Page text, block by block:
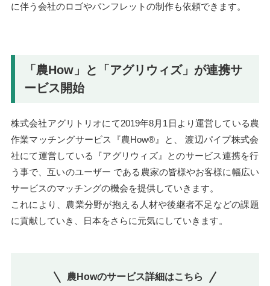
に伴う会社のロゴやパンフレットの制作も依頼できます。
「農How」と「アグリウィズ」が連携サ
ービス開始
株式会社アグリトリオにて2019年8月1日より運営している農
作業マッチングサービス『農How®』と、 渡辺パイプ株式会
社にて運営している『アグリウィズ』とのサービス連携を行
う事で、互いのユーザー である農家の皆様やお客様に幅広い
サービスのマッチングの機会を提供していきます。
これにより、農業分野が抱える人材や後継者不足などの課題
に貢献していき、日本をさらに元気にしていきます。
農Howのサービス詳細はこちら